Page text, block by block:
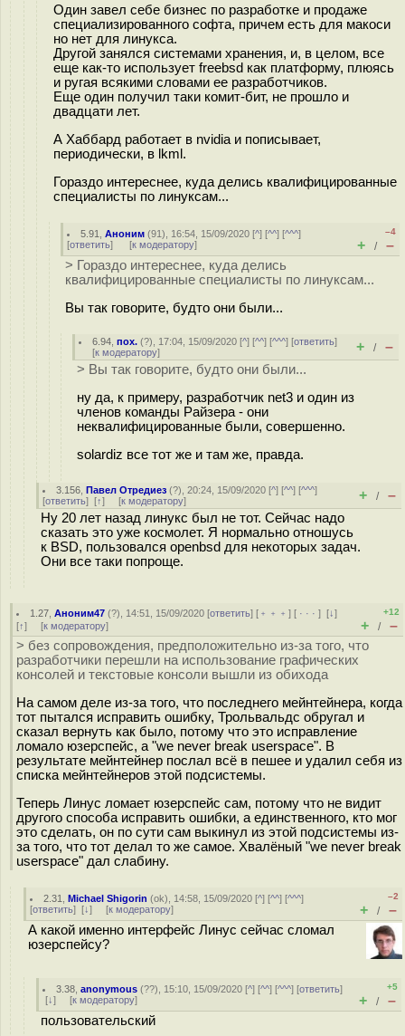
Один завел себе бизнес по разработке и продаже
специализированного софта, причем есть для макоси
но нет для линукса.
Другой занялся системами хранения, и, в целом, все
еще как-то использует freebsd как платформу, плюясь
и ругая всякими словами ее разработчиков.
Еще один получил таки комит-бит, не прошло и
двадцати лет.
А Хаббард работает в nvidia и пописывает,
периодически, в lkml.
Гораздо интереснее, куда делись квалифицированные
специалисты по линуксам...
5.91 ,Аноним (91), 16:54, 15/09/2020 [^] [^^] [^^^]
[ответить] [к модератору]
–4
+ / –
> Гораздо интереснее, куда делись
квалифицированные специалисты по линуксам...
Вы так говорите, будто они были...
6.94 ,пох. (?), 17:04, 15/09/2020 [^] [^^] [^^^] [ответить]
[к модератору] + / –
> Вы так говорите, будто они были...
ну да, к примеру, разработчик net3 и один из
членов команды Райзера - они
неквалифицированные были, совершенно.
solardiz все тот же и там же, правда.
3.156 ,Павел Отредиез (?), 20:24, 15/09/2020 [^] [^^] [^^^]
[ответить] [↑] [к модератору] + / –
Ну 20 лет назад линукс был не тот. Сейчас надо
сказать это уже космолет. Я нормально отношусь
к BSD, пользовался openbsd для некоторых задач.
Они все таки попроще.
1.27 ,Аноним47 (?), 14:51, 15/09/2020 [ответить] [ ﹢﹢﹢] [ · · ·][↓]
[↑] [к модератору]
+12
+ / –
> без сопровождения, предположительно из-за того, что
разработчики перешли на использование графических
консолей и текстовые консоли вышли из обихода
На самом деле из-за того, что последнего мейнтейнера, когда
тот пытался исправить ошибку, Трольвальдс обругал и
сказал вернуть как было, потому что это исправление
ломало юзерспейс, а "we never break userspace". В
результате мейнтейнер послал всё в пешее и удалил себя из
списка мейнтейнеров этой подсистемы.
Теперь Линус ломает юзерспейс сам, потому что не видит
другого способа исправить ошибки, а единственного, кто мог
это сделать, он по сути сам выкинул из этой подсистемы из-
за того, что тот делал то же самое. Хвалёный "we never break
userspace" дал слабину.
2.31 ,Michael Shigorin (ok), 14:58, 15/09/2020 [^] [^^] [^^^]
[ответить] [↓] [к модератору]
–2
+ / –
А какой именно интерфейс Линус сейчас сломал
юзерспейсу?
3.38 ,anonymous (??), 15:10, 15/09/2020 [^] [^^] [^^^] [ответить]
[↓] [к модератору]
+5
+ / –
пользовательский